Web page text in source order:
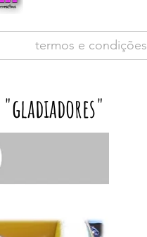
termos e condições